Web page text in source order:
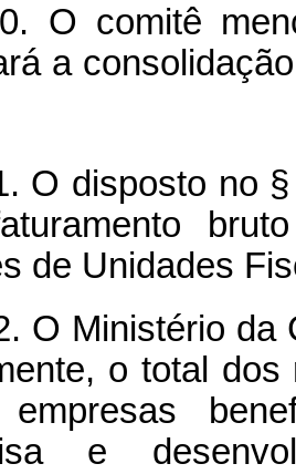
O comitê
a
O disposto no
de Unidades
O Ministério da
o total
empresas
e